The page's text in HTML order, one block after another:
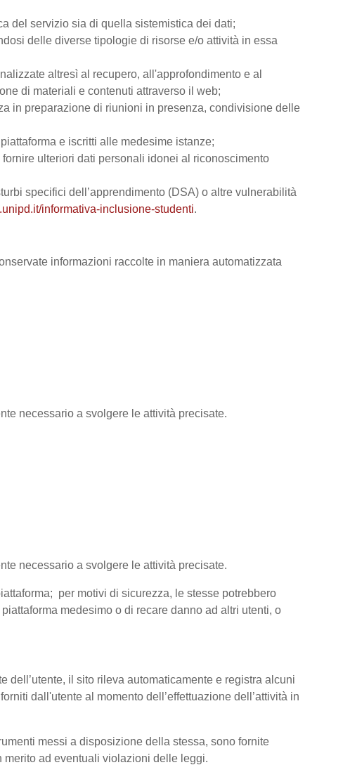
del servizio sia di quella sistemistica dei dati;
delle diverse tipologie di risorse e/o attività in essa
altresì al recupero, all'approfondimento e al
di materiali e contenuti attraverso il web;
in preparazione di riunioni in presenza, condivisione delle
e iscritti alle medesime istanze;
ulteriori dati personali idonei al riconoscimento
specifici dell’apprendimento (DSA) o altre vulnerabilità
informativa-inclusione-studenti.
informazioni raccolte in maniera automatizzata
necessario a svolgere le attività precisate.
necessario a svolgere le attività precisate.
per motivi di sicurezza, le stesse potrebbero
medesimo o di recare danno ad altri utenti, o
il sito rileva automaticamente e registra alcuni
dall'utente al momento dell’effettuazione dell’attività in
messi a disposizione della stessa, sono fornite
ad eventuali violazioni delle leggi.